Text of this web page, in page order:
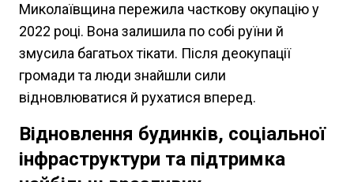
Миколаївщина пережила часткову окупацію у
2022 році. Вона залишила по собі руїни й
змусила багатьох тікати. Після деокупації
громади та люди знайшли сили
відновлюватися й рухатися вперед.
Відновлення будинків, соціальної
інфраструктури та підтримка